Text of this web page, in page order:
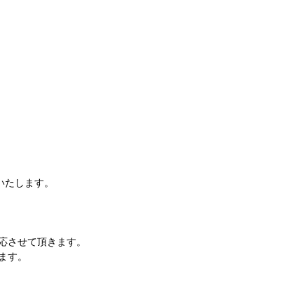
します。
せて頂きます。
す。